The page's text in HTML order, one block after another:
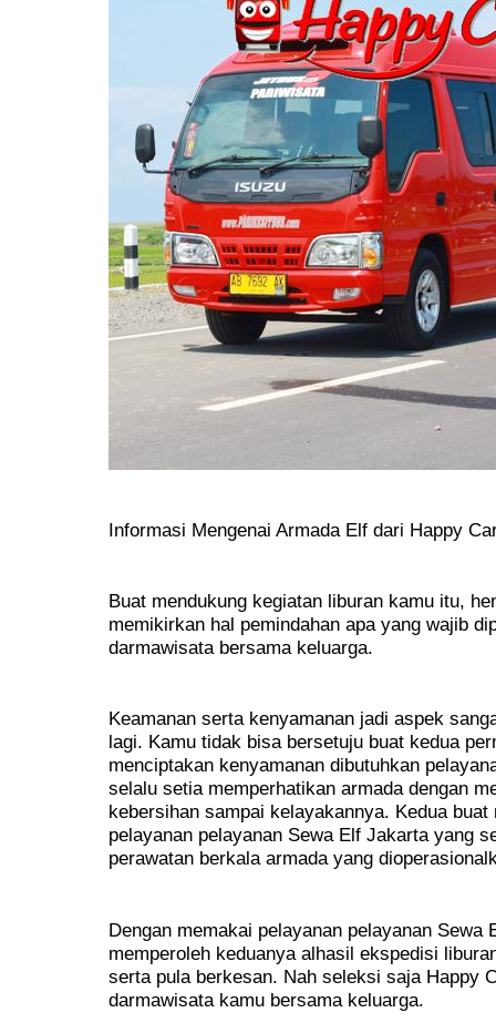
Informasi Mengenai Armada Elf dari Happy
Buat mendukung kegiatan liburan kamu itu,
memikirkan hal pemindahan apa yang wajib
darmawisata bersama keluarga.
Keamanan serta kenyamanan jadi aspek
lagi. Kamu tidak bisa bersetuju buat kedua
menciptakan kenyamanan dibutuhkan
selalu setia memperhatikan armada dengan
kebersihan sampai kelayakannya. Kedua
pelayanan pelayanan Sewa Elf Jakarta yang
perawatan berkala armada yang
Dengan memakai pelayanan pelayanan Sewa
memperoleh keduanya alhasil ekspedisi
serta pula berkesan. Nah seleksi saja Happy
darmawisata kamu bersama keluarga.